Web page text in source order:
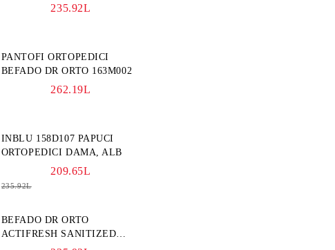
235.92L
PANTOFI ORTOPEDICI
BEFADO DR ORTO 163M002
262.19L
INBLU 158D107 PAPUCI
ORTOPEDICI DAMA, ALB
209.65L
235.92L
BEFADO DR ORTO
ACTIFRESH SANITIZED
077D005 SANDALE